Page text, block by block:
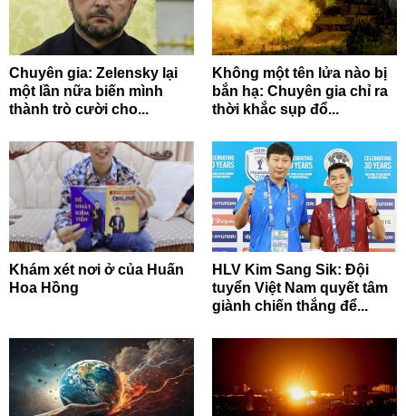
Chuyên gia: Zelensky lại
một lần nữa biến mình
thành trò cười cho...
Không một tên lửa nào bị
bắn hạ: Chuyên gia chỉ ra
thời khắc sụp đổ...
Khám xét nơi ở của Huấn
Hoa Hồng
HLV Kim Sang Sik: Đội
tuyển Việt Nam quyết tâm
giành chiến thắng để...